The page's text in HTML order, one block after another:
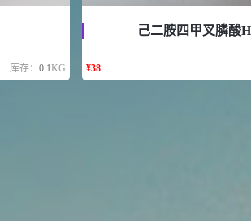
库存： 0.1KG
己二胺四甲叉膦酸
¥38